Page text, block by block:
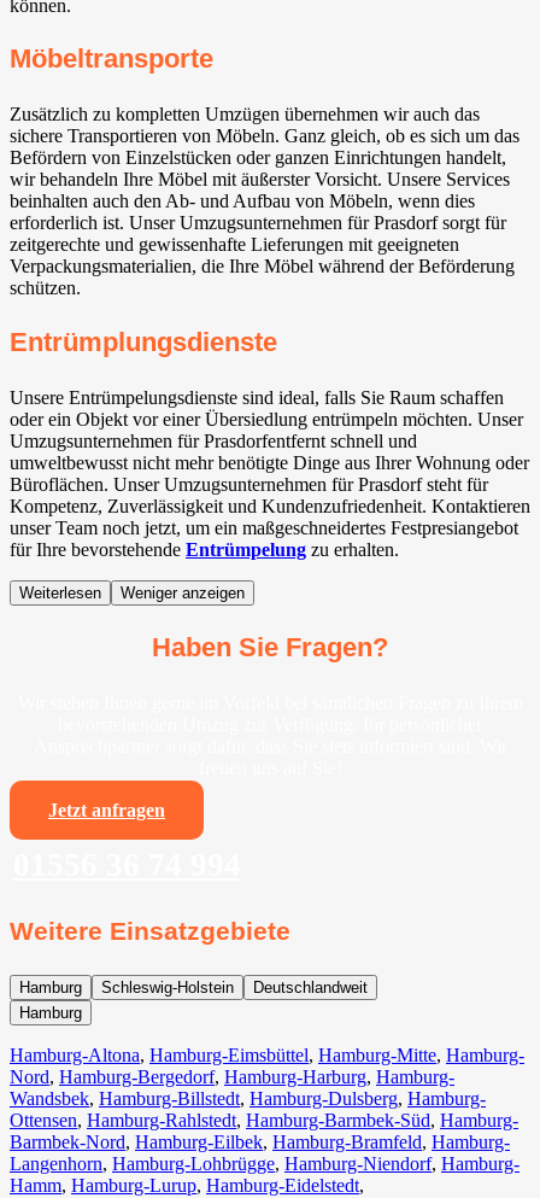
können.
Möbeltransporte
Zusätzlich zu kompletten Umzügen übernehmen wir auch das
sichere Transportieren von Möbeln. Ganz gleich, ob es sich um das
Befördern von Einzelstücken oder ganzen Einrichtungen handelt,
wir behandeln Ihre Möbel mit äußerster Vorsicht. Unsere Services
beinhalten auch den Ab- und Aufbau von Möbeln, wenn dies
erforderlich ist. Unser Umzugsunternehmen für Prasdorf sorgt für
zeitgerechte und gewissenhafte Lieferungen mit geeigneten
Verpackungsmaterialien, die Ihre Möbel während der Beförderung
schützen.
Entrümplungsdienste
Unsere Entrümpelungsdienste sind ideal, falls Sie Raum schaffen
oder ein Objekt vor einer Übersiedlung entrümpeln möchten. Unser
Umzugsunternehmen für Prasdorfentfernt schnell und
umweltbewusst nicht mehr benötigte Dinge aus Ihrer Wohnung oder
Büroflächen. Unser Umzugsunternehmen für Prasdorf steht für
Kompetenz, Zuverlässigkeit und Kundenzufriedenheit. Kontaktieren
unser Team noch jetzt, um ein maßgeschneidertes Festpresiangebot
für Ihre bevorstehende Entrümpelung zu erhalten.
Weiterlesen Weniger anzeigen
Haben Sie Fragen?
Jetzt anfragen
Weitere Einsatzgebiete
Hamburg Schleswig-Holstein
Deutschlandweit
Hamburg
Hamburg-Altona, Hamburg-Eimsbüttel, Hamburg-Mitte, Hamburg-
Nord, Hamburg-Bergedorf, Hamburg-Harburg, Hamburg-
Wandsbek, Hamburg-Billstedt, Hamburg-Dulsberg, Hamburg-
Ottensen, Hamburg-Rahlstedt, Hamburg-Barmbek-Süd, Hamburg-
Barmbek-Nord, Hamburg-Eilbek, Hamburg-Bramfeld, Hamburg-
Langenhorn, Hamburg-Lohbrügge, Hamburg-Niendorf, Hamburg-
Hamm, Hamburg-Lurup, Hamburg-Eidelstedt,